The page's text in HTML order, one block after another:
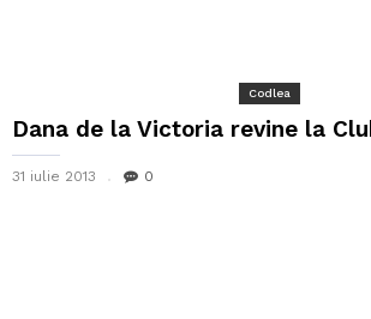
Codlea
Dana de la Victoria revine la
31 iulie 2013 0